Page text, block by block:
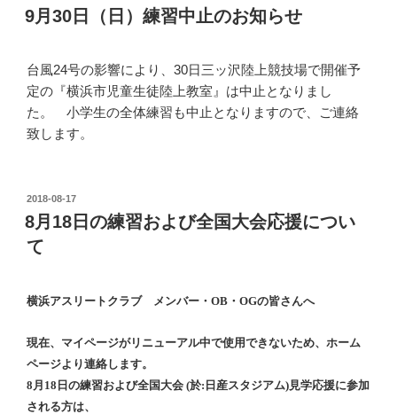
稿
日:
9月30日（日）練習中止のお知らせ
台風24号の影響により、30日三ッ沢陸上競技場で開催予
定の『横浜市児童生徒陸上教室』は中止となりまし
た。 小学生の全体練習も中止となりますので、ご連絡
致します。
投
稿
日:
2018-08-17
8月18日の練習および全国大会応援につい
て
横浜アスリートクラブ メンバー・OB・OGの皆さんへ
現在、マイページがリニューアル中で使用できないため、ホーム
ページより連絡します。
8月18日の練習および全国大会 (於:日産スタジアム)見学応援に参加
される方は、